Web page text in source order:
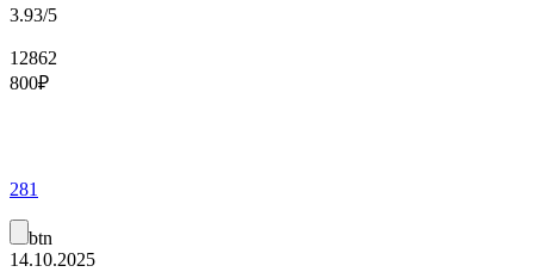
3.93/5
12862
800₽
281
btn
14.10.2025